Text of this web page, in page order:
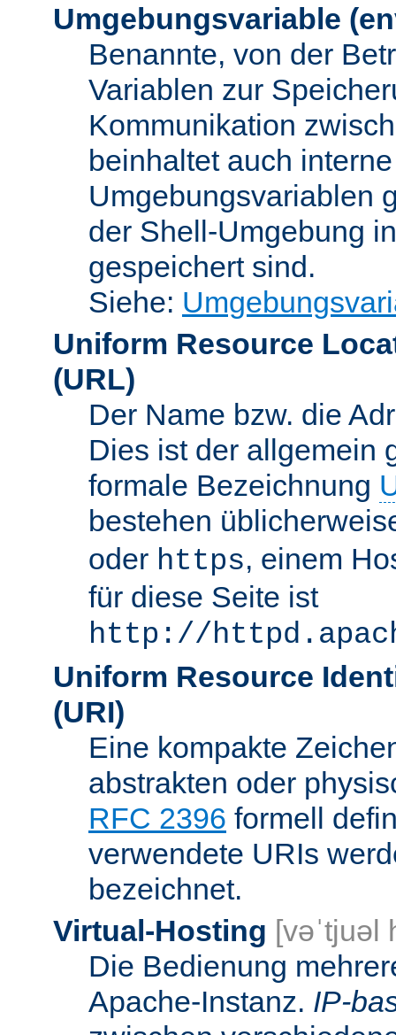
Umgebungsvariable
Benannte, von der
Variablen zur
Kommunikation
beinhaltet auch
Umgebungsvariablen
der Shell-Umgebung
gespeichert sind.
Siehe:
Uniform Resource
(URL)
Der Name bzw. die
Dies ist der allgemein
formale Bezeichnung
bestehen
oder https, einem
für diese Seite ist
http://
Uniform Resource
(URI)
Eine kompakte
abstrakten oder
RFC 2396 formell
verwendete URIs
bezeichnet.
Virtual-Hosting [vəˈtjuəl
Die Bedienung
Apache-Instanz. IP-